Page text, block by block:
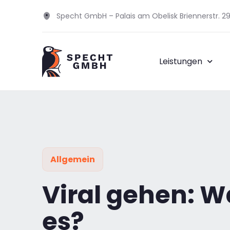
Specht GmbH – Palais am Obelisk Briennerstr.
Leistungen
Allgemein
Viral gehen:
es?